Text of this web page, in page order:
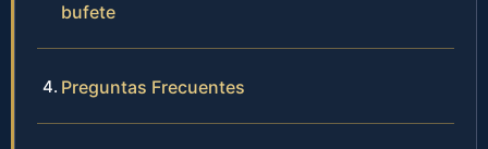
bufete
Preguntas Frecuentes